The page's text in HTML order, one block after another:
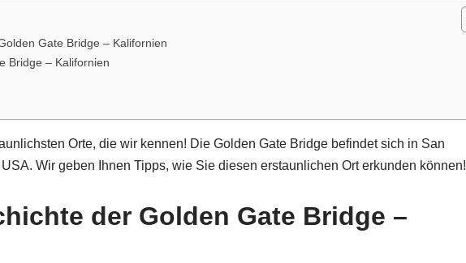
Gate Bridge – Kalifornien
Bridge – Kalifornien
Orte, die wir kennen! Die Golden Gate Bridge befindet sich in San
Wir geben Ihnen Tipps, wie Sie diesen erstaunlichen Ort erkunden können!
der Golden Gate Bridge –